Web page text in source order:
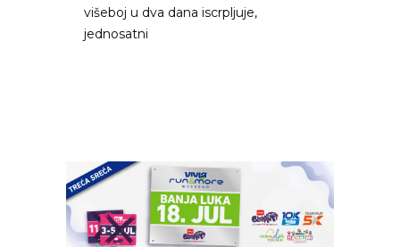
višeboj u dva dana iscrpljuje,
jednosatni